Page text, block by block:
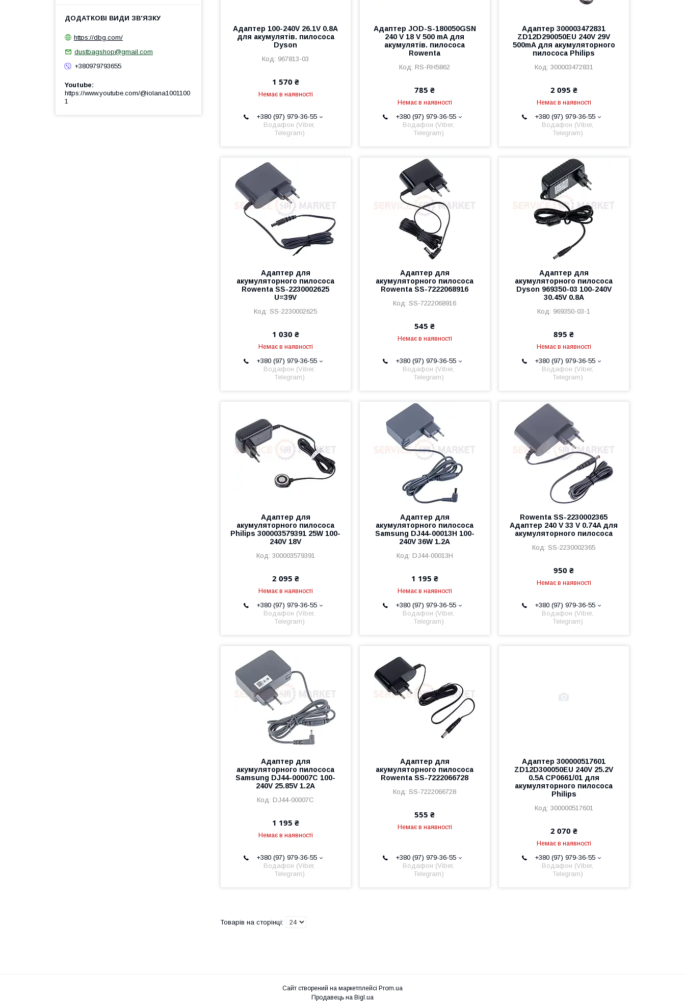
Адаптер 100-240V 26.1V 0.8A
для акумулятів. пилососа
Dyson
967813-03
1 570 ₴
Немає в наявності
+380 (97) 979-36-55
Водафон (Viber,
Telegram)
Адаптер JOD-S-180050GSN
240 V 18 V 500 mA для
акумулятів. пилососа
Rowenta
RS-RH5862
785 ₴
Немає в наявності
+380 (97) 979-36-55
Водафон (Viber,
Telegram)
Адаптер 300003472831
ZD12D290050EU 240V 29V
500mA для акумуляторного
пилососа Philips
300003472831
2 095 ₴
Немає в наявності
+380 (97) 979-36-55
Водафон (Viber,
Telegram)
Адаптер для
акумуляторного пилососа
Rowenta SS-2230002625
U=39V
SS-2230002625
1 030 ₴
Немає в наявності
+380 (97) 979-36-55
Водафон (Viber,
Telegram)
Адаптер для
акумуляторного пилососа
Rowenta SS-7222068916
SS-7222068916
545 ₴
Немає в наявності
+380 (97) 979-36-55
Водафон (Viber,
Telegram)
Адаптер для
акумуляторного пилососа
Dyson 969350-03 100-240V
30.45V 0.8A
969350-03-1
895 ₴
Немає в наявності
+380 (97) 979-36-55
Водафон (Viber,
Telegram)
Адаптер для
акумуляторного пилососа
Philips 300003579391 25W 100-
240V 18V
300003579391
2 095 ₴
Немає в наявності
+380 (97) 979-36-55
Водафон (Viber,
Telegram)
Адаптер для
акумуляторного пилососа
Samsung DJ44-00013H 100-
240V 36W 1.2A
DJ44-00013H
1 195 ₴
Немає в наявності
+380 (97) 979-36-55
Водафон (Viber,
Telegram)
Rowenta SS-2230002365
Адаптер 240 V 33 V 0.74A для
акумуляторного пилососа
SS-2230002365
950 ₴
Немає в наявності
+380 (97) 979-36-55
Водафон (Viber,
Telegram)
Адаптер для
акумуляторного пилососа
Samsung DJ44-00007C 100-
240V 25.85V 1.2A
DJ44-00007C
1 195 ₴
Немає в наявності
+380 (97) 979-36-55
Водафон (Viber,
Telegram)
Адаптер для
акумуляторного пилососа
Rowenta SS-7222066728
SS-7222066728
555 ₴
Немає в наявності
+380 (97) 979-36-55
Водафон (Viber,
Telegram)
Адаптер 300000517601
ZD12D300050EU 240V 25.2V
0.5A CP0661/01 для
акумуляторного пилососа
Philips
300000517601
2 070 ₴
Немає в наявності
+380 (97) 979-36-55
Водафон (Viber,
Telegram)
https://dbg.com/
dustbagshop@gmail.com
+380979793655
Youtube
https://www.youtube.com/@iolana1001100
1
Сайт створений на маркетплейсі Prom.ua
Продавець на Bigl.ua